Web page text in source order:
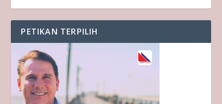
PETIKAN TERPILIH